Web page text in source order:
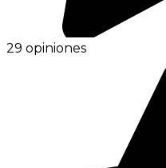
29 opiniones